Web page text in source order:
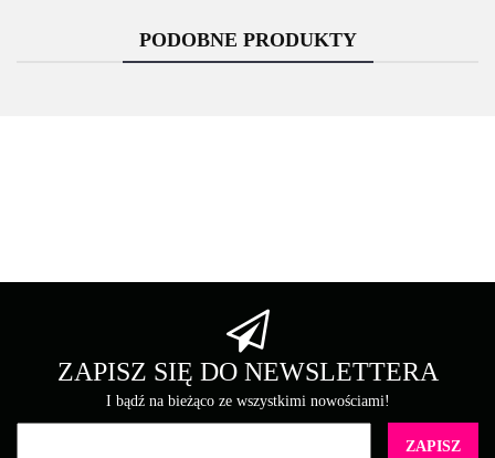
PODOBNE PRODUKTY
Brother
ZAPISZ SIĘ DO NEWSLETTERA
I bądź na bieżąco ze wszystkimi nowościami!